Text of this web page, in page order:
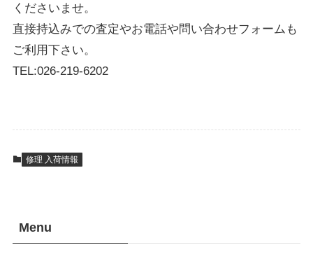
くださいませ。
直接持込みでの査定やお電話や問い合わせフォームも
ご利用下さい。
TEL:026-219-6202
修理 入荷情報
Menu